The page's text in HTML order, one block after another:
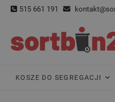
Skip
515 661 191
KOSZE DO SEGREGACJI